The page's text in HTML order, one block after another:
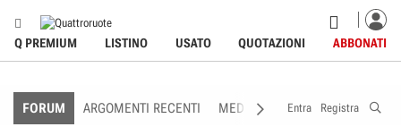
Q PREMIUM LISTINO USATO QUOTAZIONI ABBONATI
FORUM ARGOMENTI RECENTI MEDIA MEMBRI
Entra Registra